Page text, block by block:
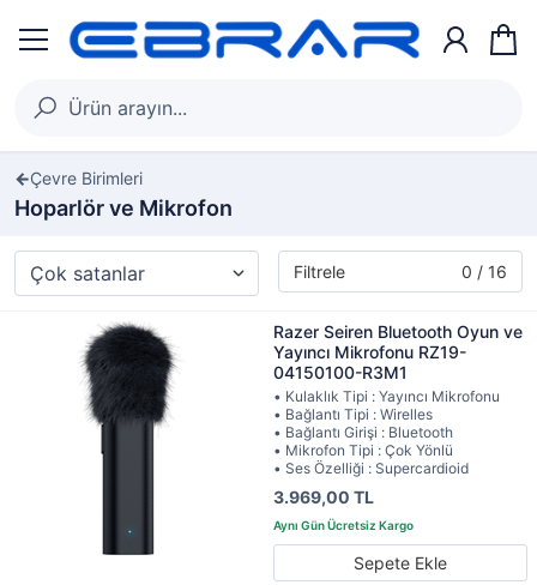
Çevre Birimleri
Hoparlör ve Mikrofon
Filtrele 0 / 16
Razer Seiren Bluetooth Oyun ve
Yayıncı Mikrofonu RZ19-
04150100-R3M1
• Kulaklık Tipi : Yayıncı Mikrofonu
• Bağlantı Tipi : Wirelles
• Bağlantı Girişi : Bluetooth
• Mikrofon Tipi : Çok Yönlü
• Ses Özelliği : Supercardioid
3.969,00 TL
Sepete Ekle